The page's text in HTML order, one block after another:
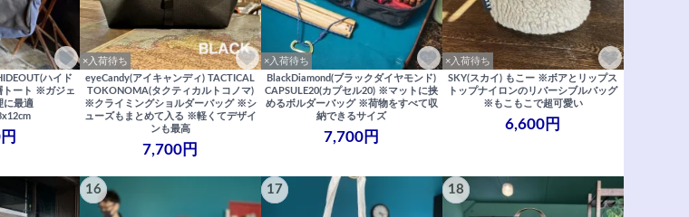
ハイド
トート ※ガジェ
に最適
×入荷待ち
eyeCandy(アイキャンディ) TACTICAL
TOKONOMA(タクティカルトコノマ)
※クライミングショルダーバッグ ※シ
ューズもまとめて入る ※軽くてデザイ
ンも最高
7,700円
×入荷待ち
BlackDiamond(ブラックダイヤモンド)
CAPSULE20(カプセル20) ※マットに挟
めるボルダーバッグ ※荷物をすべて収
納できるサイズ
7,700円
×入荷待ち
SKY(スカイ) もこー ※ボアとリップス
トップナイロンのリバーシブルバッグ
※もこもこで超可愛い
6,600円
16 17 18